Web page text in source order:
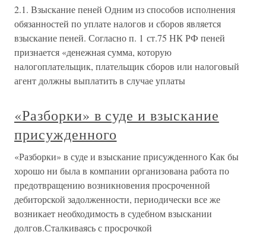
2.1. Взыскание пеней Одним из способов исполнения
обязанностей по уплате налогов и сборов является
взыскание пеней. Согласно п. 1 ст.75 НК РФ пеней
признается «денежная сумма, которую
налогоплательщик, плательщик сборов или налоговый
агент должны выплатить в случае уплаты
«Разборки» в суде и взыскание
присужденного
«Разборки» в суде и взыскание присужденного Как бы
хорошо ни была в компании организована работа по
предотвращению возникновения просроченной
дебиторской задолженности, периодически все же
возникает необходимость в судебном взыскании
долгов.Сталкиваясь с просрочкой